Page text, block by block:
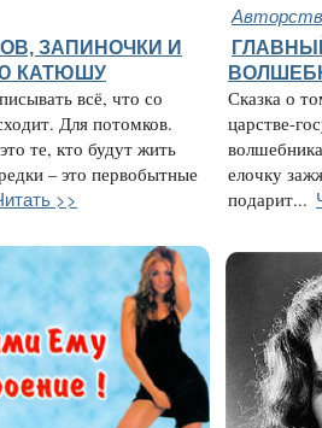
ЗАПИНОЧКИ И
КАТЮШУ
всё, что со
Для потомков.
те, кто будут жить
– это первобытные
>>
Сказка о
царстве-
елочку
подарит...